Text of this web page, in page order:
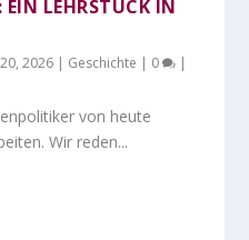
LEHRSTÜCK IN
2026 | Geschichte | 0 |
von heute
Wir reden...